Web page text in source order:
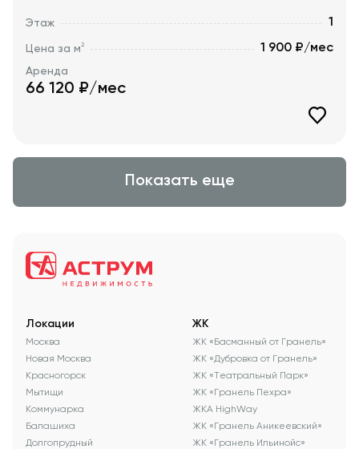
Этаж 1
Цена за м2 1 900 ₽/мес
Аренда
66 120 ₽/мес
Показать еще
Локации
Москва
Новая Москва
Красногорск
Мытищи
Коммунарка
Балашиха
Долгопрудный
ЖК
ЖК «Басманный от Гранель»
ЖК «Дубровка от Гранель»
ЖК «Театральный Парк»
ЖК «Гранель Пехра»
ЖКА HighWay
ЖК «Гранель Аникеевский»
ЖК «Гранель Ильинойс»